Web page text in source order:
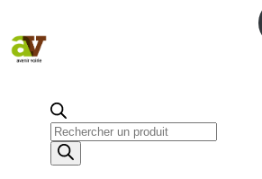
Recherche
de
produits